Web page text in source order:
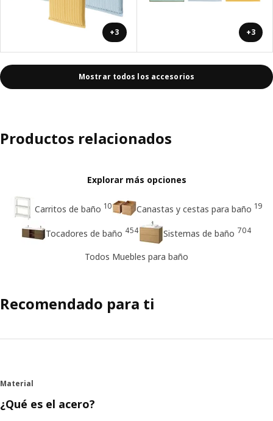
+3 +3
Mostrar todos los accesorios
Productos relacionados
Explorar más opciones
Carritos de baño 10 Canastas y cestas para baño 19
Tocadores de baño 454 Sistemas de baño 704
Todos Muebles para baño
Recomendado para ti
Material
¿Qué es el acero?